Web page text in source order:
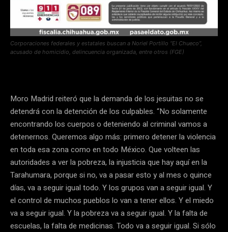
Corporaciones federales y estatales buscan a Noriel Portillo “El Chueco”,
acusado de homicidio, delincuencia organizada, entre otros (FGE)
Moro Madrid reiteró que la demanda de los jesuitas no se
detendrá con la detención de los culpables. “No solamente
encontrando los cuerpos o deteniendo al criminal vamos a
detenernos. Queremos algo más: primero detener la violencia
en toda esa zona como en todo México. Que volteen las
autoridades a ver la pobreza, la injusticia que hay aquí en la
Tarahumara, porque si no, va a pasar esto y al mes o quince
días, va a seguir igual todo. Y los grupos van a seguir igual. Y
el control de muchos pueblos lo van a tener ellos. Y el miedo
va a seguir igual. Y la pobreza va a seguir igual. Y la falta de
escuelas, la falta de medicinas. Todo va a seguir igual. Si sólo